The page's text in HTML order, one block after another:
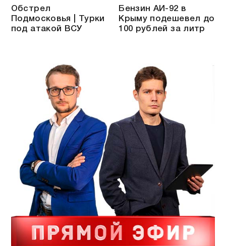
Обстрел
Подмосковья | Турки
под атакой ВСУ
Бензин АИ-92 в
Крыму подешевел до
100 рублей за литр